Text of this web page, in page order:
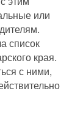
или
список
края.
с ними,